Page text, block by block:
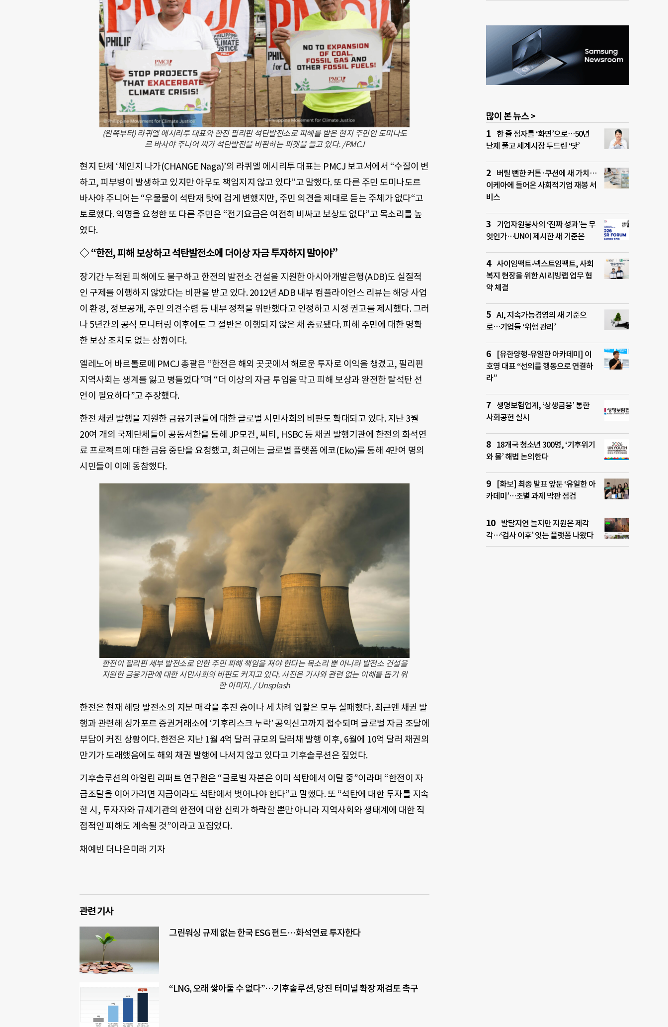
(왼쪽부터) 라퀴엘 에시리투 대표와 한전 필리핀 석탄발전소로 피해를 받은 현지 주민인 도미나도
르 바사야 주니어 씨가 석탄발전을 비판하는 피켓을 들고 있다. /PMCJ
현지 단체 ‘체인지 나가(CHANGE Naga)’의 라퀴엘 에시리투 대표는 PMCJ 보고서에서 “수질이 변
하고, 피부병이 발생하고 있지만 아무도 책임지지 않고 있다”고 말했다. 또 다른 주민 도미나도르
바사야 주니어는 “우물물이 석탄재 탓에 검게 변했지만, 주민 의견을 제대로 듣는 주체가 없다“고
토로했다. 익명을 요청한 또 다른 주민은 “전기요금은 여전히 비싸고 보상도 없다”고 목소리를 높
였다.
◇ “한전, 피해 보상하고 석탄발전소에 더이상 자금 투자하지 말아야”
장기간 누적된 피해에도 불구하고 한전의 발전소 건설을 지원한 아시아개발은행(ADB)도 실질적
인 구제를 이행하지 않았다는 비판을 받고 있다. 2012년 ADB 내부 컴플라이언스 리뷰는 해당 사업
이 환경, 정보공개, 주민 의견수렴 등 내부 정책을 위반했다고 인정하고 시정 권고를 제시했다. 그러
나 5년간의 공식 모니터링 이후에도 그 절반은 이행되지 않은 채 종료됐다. 피해 주민에 대한 명확
한 보상 조치도 없는 상황이다.
엘레노어 바르톨로메 PMCJ 총괄은 “한전은 해외 곳곳에서 해로운 투자로 이익을 챙겼고, 필리핀
지역사회는 생계를 잃고 병들었다”며 “더 이상의 자금 투입을 막고 피해 보상과 완전한 탈석탄 선
언이 필요하다”고 주장했다.
한전 채권 발행을 지원한 금융기관들에 대한 글로벌 시민사회의 비판도 확대되고 있다. 지난 3월
20여 개의 국제단체들이 공동서한을 통해 JP모건, 씨티, HSBC 등 채권 발행기관에 한전의 화석연
료 프로젝트에 대한 금융 중단을 요청했고, 최근에는 글로벌 플랫폼 에코(Eko)를 통해 4만여 명의
시민들이 이에 동참했다.
한전이 필리핀 세부 발전소로 인한 주민 피해 책임을 져야 한다는 목소리 뿐 아니라 발전소 건설을
지원한 금융기관에 대한 시민사회의 비판도 커지고 있다. 사진은 기사와 관련 없는 이해를 돕기 위
한 이미지. / Unsplash
한전은 현재 해당 발전소의 지분 매각을 추진 중이나 세 차례 입찰은 모두 실패했다. 최근엔 채권 발
행과 관련해 싱가포르 증권거래소에 ‘기후리스크 누락’ 공익신고까지 접수되며 글로벌 자금 조달에
부담이 커진 상황이다. 한전은 지난 1월 4억 달러 규모의 달러채 발행 이후, 6월에 10억 달러 채권의
만기가 도래했음에도 해외 채권 발행에 나서지 않고 있다고 기후솔루션은 짚었다.
기후솔루션의 아일린 리퍼트 연구원은 “글로벌 자본은 이미 석탄에서 이탈 중”이라며 “한전이 자
금조달을 이어가려면 지금이라도 석탄에서 벗어나야 한다”고 말했다. 또 “석탄에 대한 투자를 지속
할 시, 투자자와 규제기관의 한전에 대한 신뢰가 하락할 뿐만 아니라 지역사회와 생태계에 대한 직
접적인 피해도 계속될 것”이라고 꼬집었다.
채예빈 더나은미래 기자
관련 기사
그린워싱 규제 없는 한국 ESG 펀드…화석연료 투자한다
“LNG, 오래 쌓아둘 수 없다”…기후솔루션, 당진 터미널 확장 재검토 촉구
많이 본 뉴스 >
한 줄 점자를 ‘화면’으로…50년
난제 풀고 세계시장 두드린 ‘닷’
버릴 뻔한 커튼·쿠션에 새 가치…
이케아에 들어온 사회적기업 재봉 서
비스
기업자원봉사의 ‘진짜 성과’는 무
엇인가…UN이 제시한 새 기준은
사이임팩트-넥스트임팩트, 사회
복지 현장을 위한 AI 리빙랩 업무 협
약 체결
AI, 지속가능경영의 새 기준으
로…기업들 ‘위험 관리’
[유한양행-유일한 아카데미] 이
호영 대표 “선의를 행동으로 연결하
라”
생명보험업계, ‘상생금융’ 통한
사회공헌 실시
18개국 청소년 300명, ‘기후위기
와 물’ 해법 논의한다
[화보] 최종 발표 앞둔 ‘유일한 아
카데미’…조별 과제 막판 점검
발달지연 늘지만 지원은 제각
각…‘검사 이후’ 잇는 플랫폼 나왔다